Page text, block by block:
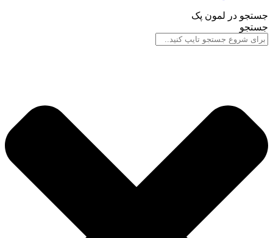
جستجو در لمون پک
جستجو